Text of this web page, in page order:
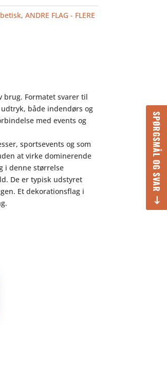
SPØRGSMÅL OG SVAR
,ANDRE FLAG - FLERE
Formatet svarer til
både indendørs og
med events og
sportsevents og som
at virke dominerende
i denne størrelse
De er typisk udstyret
Et dekorationsflag i